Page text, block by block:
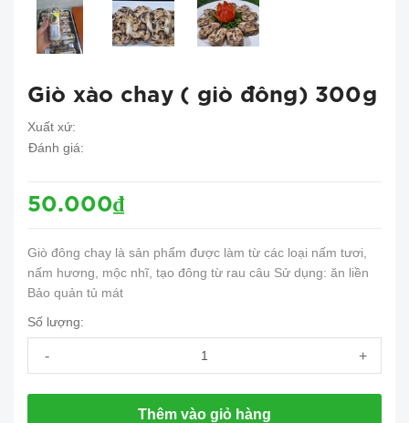
Giò xào chay ( giò đông) 300g
Xuất xứ:
Đánh giá:
50.000₫
Giò đông chay là sản phẩm được làm từ các loại nấm tươi,
nấm hương, mộc nhĩ, tạo đông từ rau câu Sử dụng: ăn liền
Bảo quản tủ mát
Số lượng:
- +
Thêm vào giỏ hàng